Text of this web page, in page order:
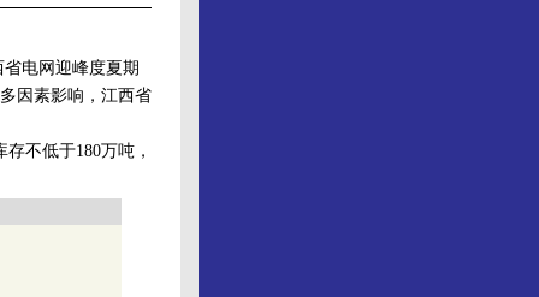
电网迎峰度夏期
因素影响，江西省
不低于180万吨，